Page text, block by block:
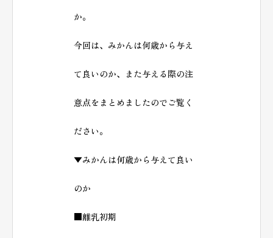
か。
今回は、みかんは何歳から与え
て良いのか、また与える際の注
意点をまとめましたのでご覧く
ださい。
▼みかんは何歳から与えて良い
のか
■離乳初期